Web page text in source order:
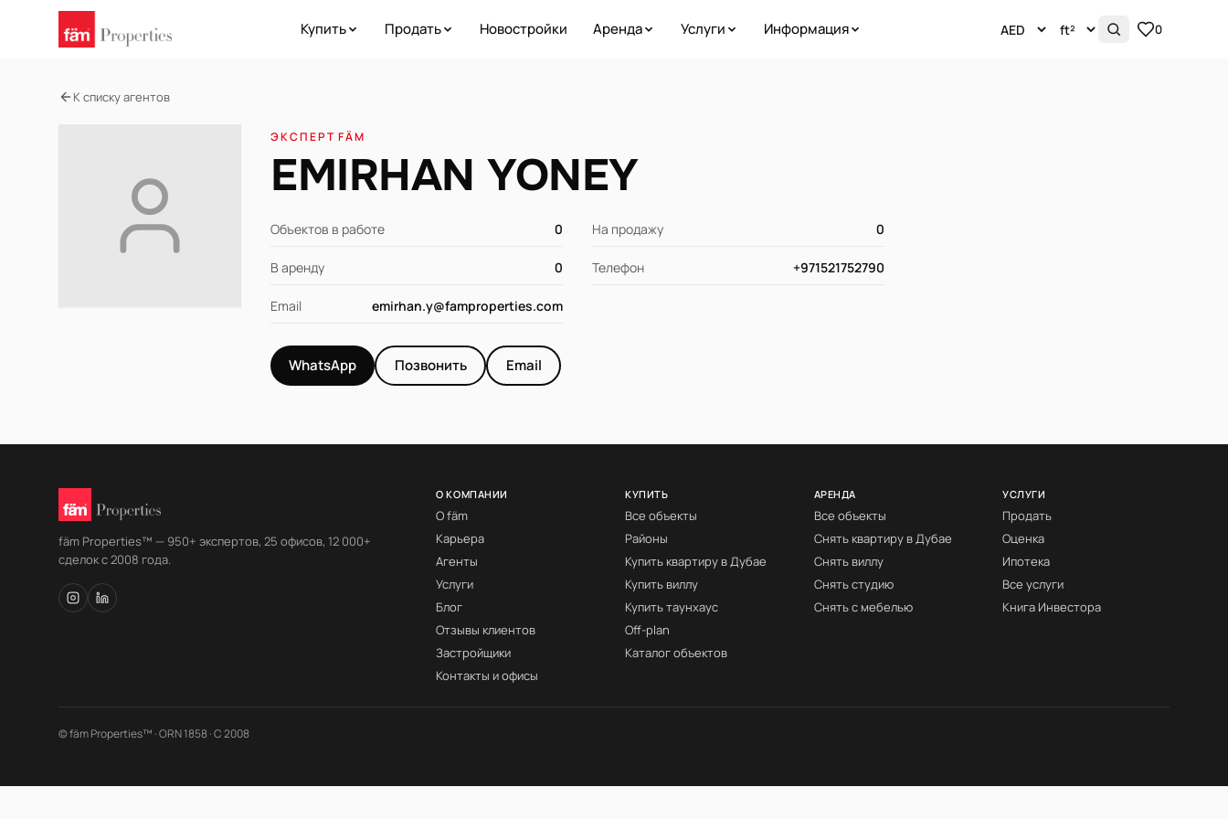
Купить Продать Новостройки Аренда Услуги Информация 0
К списку агентов
ЭКСПЕРТ FÄM
EMIRHAN YONEY
Объектов в работе 0 На продажу 0
В аренду 0 Телефон +971521752790
Email emirhan.y@famproperties.com
WhatsApp Позвонить Email
fäm Properties™ — 950+ экспертов, 25 офисов, 12 000+
сделок с 2008 года.
О КОМПАНИИ
О fäm
Карьера
Агенты
Услуги
Блог
Отзывы клиентов
Застройщики
Контакты и офисы
КУПИТЬ
Все объекты
Районы
Купить квартиру в Дубае
Купить виллу
Купить таунхаус
Off-plan
Каталог объектов
АРЕНДА
Все объекты
Снять квартиру в Дубае
Снять виллу
Снять студию
Снять с мебелью
УСЛУГИ
Продать
Оценка
Ипотека
Все услуги
Книга Инвестора
© fäm Properties™ · ORN 1858 · С 2008